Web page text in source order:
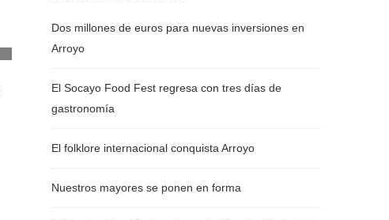
Dos millones de euros para nuevas inversiones en
Arroyo
El Socayo Food Fest regresa con tres días de
gastronomía
El folklore internacional conquista Arroyo
Nuestros mayores se ponen en forma